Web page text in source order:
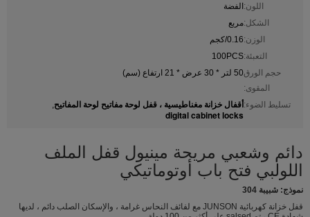
اللون:الفضة
الشكل:مربع
الوزن:0.16/كجم
التعبئة:100PCS
حجم الورق
المقوى:
50 لتر * 30 عرض * 21 ارتفاع (سم)
تسليط الضوء:أقفال خزانة مغناطيسية ، قفل لوحة مفاتيح لوحة المفاتيح,
digital cabinet locks
دائم وشعبي مريحة مينيول قفل الملف
اللولبي فتح باب أوتوماتيكي
نموذج: شبيبة 304
قفل خزانة كهربائية JUNSON مع لفائف النحاس غرامة ، والإسكان الصلب دائم ، لديها